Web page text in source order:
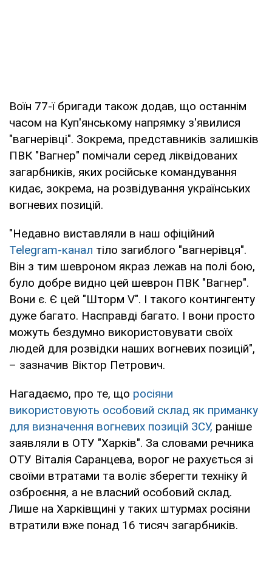
Воїн 77-ї бригади також додав, що останнім
часом на Куп'янському напрямку з'явилися
"вагнерівці". Зокрема, представників залишків
ПВК "Вагнер" помічали серед ліквідованих
загарбників, яких російське командування
кидає, зокрема, на розвідування українських
вогневих позицій.
"Недавно виставляли в наш офіційний
Telegram-канал тіло загиблого "вагнерівця".
Він з тим шевроном якраз лежав на полі бою,
було добре видно цей шеврон ПВК "Вагнер".
Вони є. Є цей "Шторм V". І такого контингенту
дуже багато. Насправді багато. І вони просто
можуть бездумно використовувати своїх
людей для розвідки наших вогневих позицій",
– зазначив Віктор Петрович.
Нагадаємо, про те, що росіяни
використовують особовий склад як приманку
для визначення вогневих позицій ЗСУ, раніше
заявляли в ОТУ "Харків". За словами речника
ОТУ Віталія Саранцева, ворог не рахується зі
своїми втратами та воліє зберегти техніку й
озброєння, а не власний особовий склад.
Лише на Харківщині у таких штурмах росіяни
втратили вже понад 16 тисяч загарбників.